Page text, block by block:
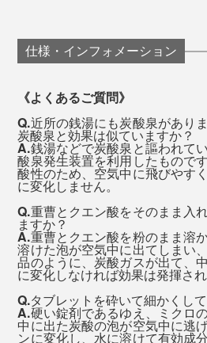
タブレット3錠を入れて溶かし
15分ほど浸かる
これだけで、炭酸ガスより小さ
れやすい重炭酸イオンが、温浴
みずみまで改善してくれます。
ぬるめのお湯のおかげで、顔の
まずありません。
従来の炭酸入浴剤でも、原料の
ま入れても、実現できない“究極
『薬用Hot Bubble PRO』21錠入
として、お風呂1回あたり約260
仕様・インフォメーション
《よくあるご質問》
Q.近所の銭湯にも炭酸泉があり
炭酸泉と効果は似ていますか？
A.銭湯などで炭酸泉と謳われて
酸泉発生装置を利用したもので
酸性のため、空気中に飛びやす
に変化しません。
Q.重曹とクエン酸をそのまま入
ますか？
A.重曹とクエン酸を粉のまま溶
溶けた泡が空気中に出てしまい
品のように、炭酸ガスが出て、
に変化しなければ効果は発揮さ
Q.タブレットを砕いて細かくし
A.硬い錠剤であるゆえ、ミクロ
中に出た炭酸の泡が空気中に逃
ンに変化し、水に溶けて有効成